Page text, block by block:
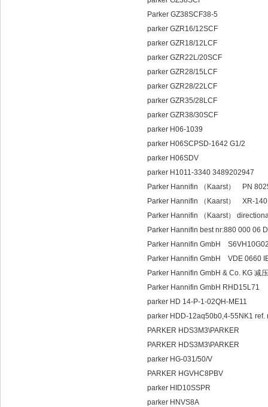
Parker GZ38SCF38-5
parker GZR16/12SCF
parker GZR18/12LCF
parker GZR22L/20SCF
parker GZR28/15LCF
parker GZR28/22LCF
parker GZR35/28LCF
parker GZR38/30SCF
parker H06-1039
parker H06SCPSD-1642 G1/2
parker H06SDV
parker H1011-3340 3489202947
Parker Hannifin （Kaarst） PN
Parker Hannifin （Kaarst） XR-
Parker Hannifin （Kaarst）
Parker Hannifin best nr:880 000 06
Parker Hannifin GmbH
Parker Hannifin GmbH VDE 0660
Parker Hannifin GmbH & Co. KG 减
Parker Hannifin GmbH RHD15L71
parker HD 14-P-1-02QH-ME11
parker HDD-12aq50b0,4-55NK1
PARKER HDS3M3\PARKER
PARKER HDS3M3\PARKER
parker HG-031/50/V
PARKER HGVHC8PBV
parker HID10SSPR
parker HNVS8A